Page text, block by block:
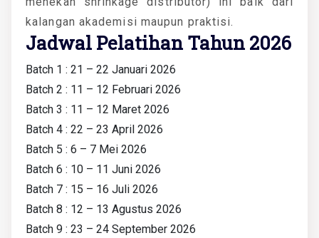
kalangan akademisi maupun praktisi.
Jadwal Pelatihan Tahun 2026
Batch 1 : 21 – 22 Januari 2026
Batch 2 : 11 – 12 Februari 2026
Batch 3 : 11 – 12 Maret 2026
Batch 4 : 22 – 23 April 2026
Batch 5 : 6 – 7 Mei 2026
Batch 6 : 10 – 11 Juni 2026
Batch 7 : 15 – 16 Juli 2026
Batch 8 : 12 – 13 Agustus 2026
Batch 9 : 23 – 24 September 2026